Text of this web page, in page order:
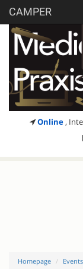
CAMPER
Online ,
Homepage Events